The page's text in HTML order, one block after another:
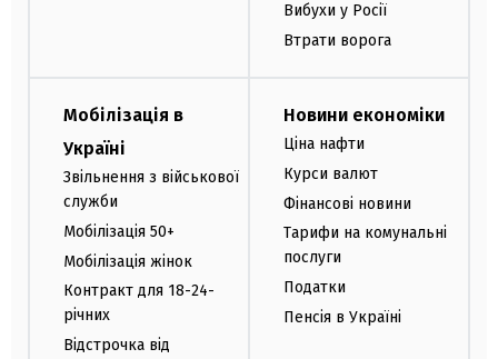
Вибухи у Росії
Втрати ворога
Мобілізація в
Україні
Звільнення з військової
служби
Мобілізація 50+
Мобілізація жінок
Контракт для 18-24-
річних
Відстрочка від
Новини економіки
Ціна нафти
Курси валют
Фінансові новини
Тарифи на комунальні
послуги
Податки
Пенсія в Україні